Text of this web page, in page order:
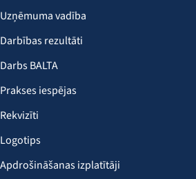
Uzņēmuma vadība
Darbības rezultāti
Darbs BALTA
Prakses iespējas
Rekvizīti
Logotips
Apdrošināšanas izplatītāji